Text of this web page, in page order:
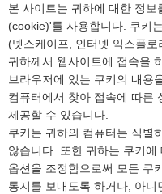
본 사이트는 귀하에 대한 정
(cookie)'를 사용합니다. 쿠키
(넷스케이프, 인터넷 익스플
귀하께서 웹사이트에 접속을
브라우저에 있는 쿠키의 내용
컴퓨터에서 찾아 접속에 따른
제공할 수 있습니다.
쿠키는 귀하의 컴퓨터는 식별
않습니다. 또한 귀하는 쿠키
옵션을 조정함으로써 모든 쿠
통지를 보내도록 하거나, 아